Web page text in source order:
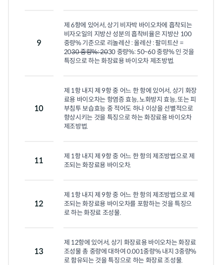
9
제 6항에 있어서, 상기 비자박 바이오차에 흡착되는
비자오일의 지방산 성분의 흡착비율은 지방산 100
중량% 기준으로 리놀레산 : 올레산 : 팔미트산 =
2030 중량%: 2030 중량%: 50~60 중량% 인 것을
특징으로 하는 화장료용 바이오차 제조방법.
10
제 1항 내지 제 9항 중 어느 한 항에 있어서, 상기 화장
료용 바이오차는 항염증 효능, 노화방지 효능, 또는 피
부침투 보습효능 중 적어도 하나 이상을 선별적으로
향상시키는 것을 특징으로 하는 화장료용 바이오차
제조방법.
11
제 1항 내지 제 9항 중 어느 한 항의 제조방법으로 제
조되는 화장료용 바이오차.
12
제 1항 내지 제 9항 중 어느 한 항의 제조방법으로 제
조되는 화장료용 바이오차를 포함하는 것을 특징으
로 하는 화장료 조성물.
13
제 12항에 있어서, 상기 화장료용 바이오차는 화장료
조성물 총 중량에 대하여 0.001중량% 내지 3중량%
로 함유되는 것을 특징으로 하는 화장료 조성물.